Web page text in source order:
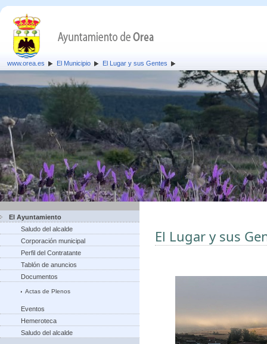
www.orea.es El Municipio El Lugar y sus Gentes
El Ayuntamiento
Saludo del alcalde
Corporación municipal
Perfil del Contratante
Tablón de anuncios
Documentos
Actas de Plenos
Eventos
Hemeroteca
Saludo del alcalde
El Lugar y sus